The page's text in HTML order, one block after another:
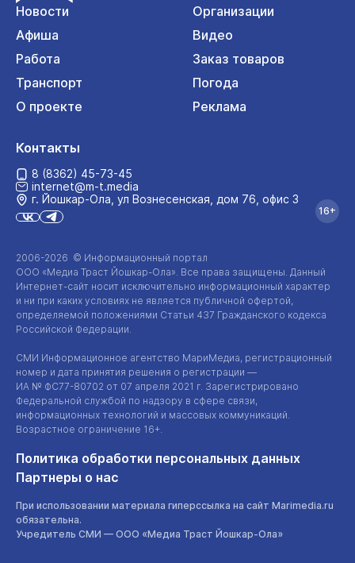
Новости
Организации
Афиша
Видео
Работа
Заказ товаров
Транспорт
Погода
О проекте
Реклама
2006-2026 © Информационный портал
ООО «Медиа Траст Йошкар-Ола». Все права защищены. Данный
Интернет-сайт носит исключительно информационный характер
и ни при каких условиях не является публичной офертой,
определяемой положениями Статьи 437 Гражданского кодекса
Российской Федерации.
СМИ Информационное агентство МариМедиа, регистрационный
номер и дата принятия решения о регистрации —
ИА № ФС77-80702 от 07 апреля 2021 г. Зарегистрировано
Федеральной службой по надзору в сфере связи,
информационных технологий и массовых коммуникаций.
Возрастное ограничение 16+.
Политика обработки персональных данных
Партнеры о нас
При использовании материала гиперссылка на сайт Marimedia.ru
обязательна.
Учредитель СМИ — ООО «Медиа Траст Йошкар-Ола»
Контакты
8 (8362) 45-73-45
internet@m-t.media
г. Йошкар‑Ола, ул Вознесенская, дом 76, офис 3
16+